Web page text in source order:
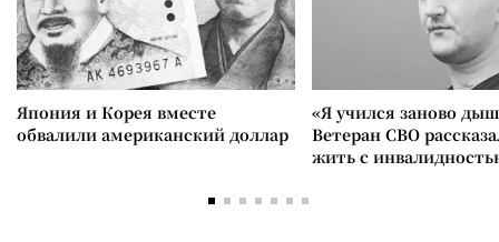
Япония и Корея вместе
обвалили американский доллар
«Я учился заново
Ветеран СВО
жить с